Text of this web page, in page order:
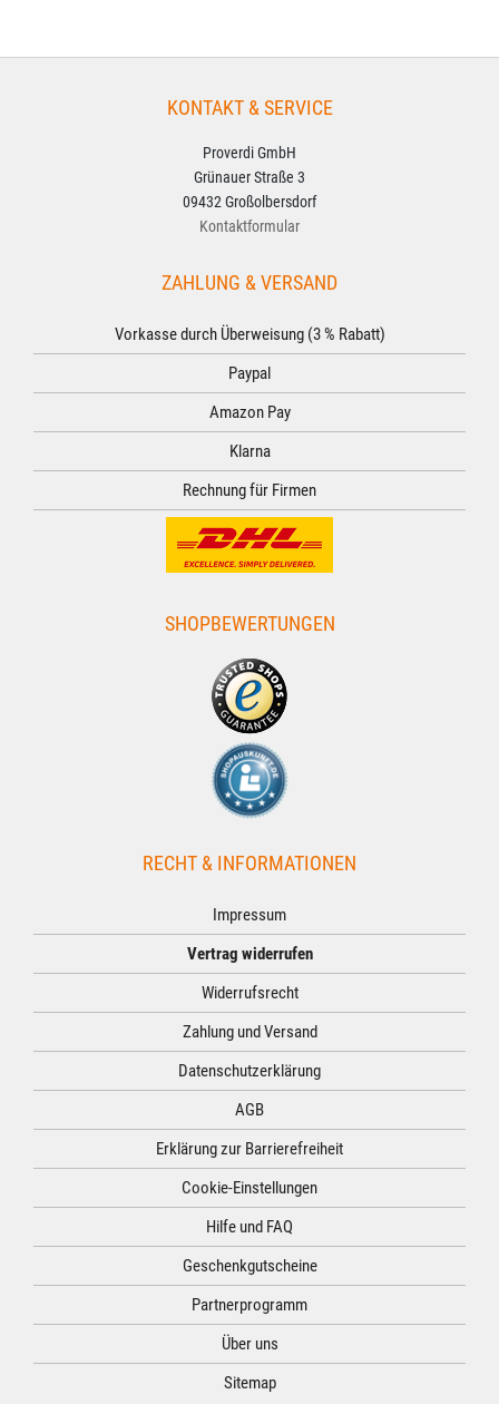
KONTAKT & SERVICE
Proverdi GmbH
Grünauer Straße 3
09432 Großolbersdorf
Kontaktformular
ZAHLUNG & VERSAND
Vorkasse durch Überweisung (3 % Rabatt)
Paypal
Amazon Pay
Klarna
Rechnung für Firmen
SHOPBEWERTUNGEN
RECHT & INFORMATIONEN
Impressum
Vertrag widerrufen
Widerrufsrecht
Zahlung und Versand
Datenschutzerklärung
AGB
Erklärung zur Barrierefreiheit
Cookie-Einstellungen
Hilfe und FAQ
Geschenkgutscheine
Partnerprogramm
Über uns
Sitemap